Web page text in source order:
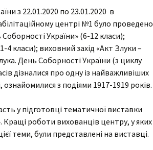
з 22.01.2020 по 23.01.2020 в
центрі №1 було проведено
України» (6-12 класи);
класи); виховний захід «Акт Злуки –
День Соборності України (з циклу
дізналися про одну із найважливіших
ознайомилися з подіями 1917-1919 років.
у підготовці тематичної виставки
Кращі роботи вихованців центру, у яких
теми, були представлені на виставці.